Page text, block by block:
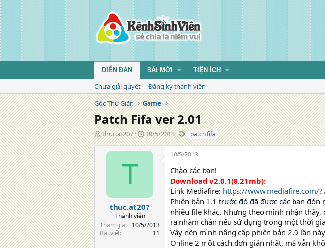
DIỄN ĐÀN BÀI MỚI TIỆN ÍCH
Chưa giải quyết
Đăng ký thành viên
Góc Thư Giãn
Game
Patch Fifa ver 2.01
T
á
thuc.at207
N
g
à
10/5/2013
T
ừ
k
h
ó
a
patch fifa
T
thuc.at207
Thành viên
Tham gia
10/5/2013
Bài viết
11
10/5/2013
Chào các bạn!
Download v2.0.1(8.21mb):
Link Mediafire: https://www.mediafire.com/
Phiên bản 1.1 trước đó đã được các bạn
nhiều file khác. Nhưng theo mình nhận thấy,
ra nhàm chán nếu sử dụng trong một thời
Vậy nên mình nâng cấp phiên bản 2.0 lần
Online 2 một cách đơn giản nhất, mà vẫn